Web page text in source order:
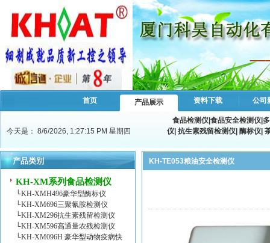
首页 产品展示 资料下载 公司
今天是： 8/6/2026, 1:27:15 PM 星期四
食品检测仪 食品安全检测仪
仪 抗生素残留检测仪 酶标仪
产品类别
KH-XM系列食品检测仪
└KH-XMH496豪华型酶标仪
└KH-XM696三聚氰胺检测仪
└KH-XM296抗生素残留检测仪
└KH-XM596高通量农残检测仪
└KH-XM096H 豪华型动物疫病快
KH-TE053粮油安全检测仪